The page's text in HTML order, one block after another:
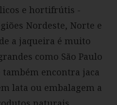
e hortifrútis -
Nordeste, Norte e
a jaqueira é muito
como São Paulo
também encontra jaca
lata ou embalagem a